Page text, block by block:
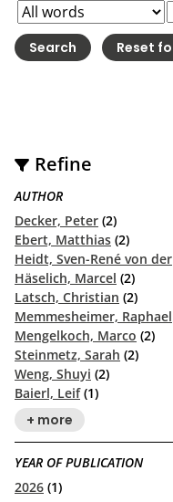
Refine
AUTHOR
Decker, Peter (2)
Ebert, Matthias (2)
Heidt, Sven-René von der
Häselich, Marcel (2)
Latsch, Christian (2)
Memmesheimer, Raphael
Mengelkoch, Marco (2)
Steinmetz, Sarah (2)
Weng, Shuyi (2)
Baierl, Leif(1)
+ more
YEAR OF PUBLICATION
2026 (1)